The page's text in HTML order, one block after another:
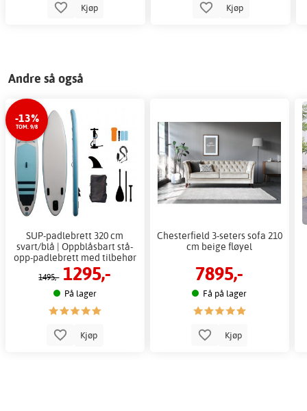
Kjøp Kjøp
Andre så også
-13%
TOM. 9/8
SUP-padlebrett 320 cm
svart/blå | Oppblåsbart stå-
opp-padlebrett med tilbehør
1495,- 1295,-
På lager
Kjøp
Chesterfield 3-seters sofa 210
cm beige fløyel
7895,-
Få på lager
Kjøp